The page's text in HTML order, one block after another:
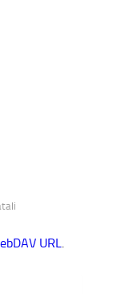
URL.